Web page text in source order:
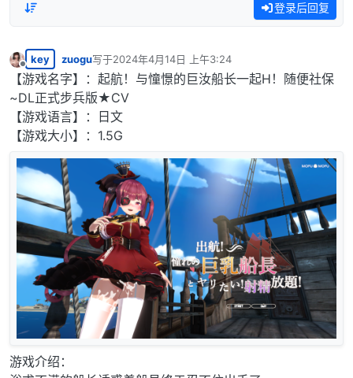
登录后回复
离线
key zuogu写于2024年4月14日 上午3:24
最后由 编辑
【游戏名字】：起航！与憧憬的巨汝船长一起H！随便社保
~DL正式步兵版★CV
【游戏语言】：日文
【游戏大小】：1.5G
游戏介绍：